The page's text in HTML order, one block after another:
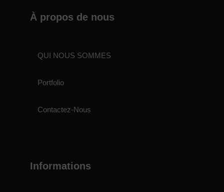
À propos de nous
QUI NOUS SOMMES
Portfolio
Contactez-Nous
Informations